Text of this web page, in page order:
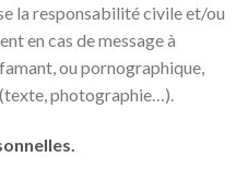
la responsabilité civile et/ou
en cas de message à
ou pornographique,
photographie…).